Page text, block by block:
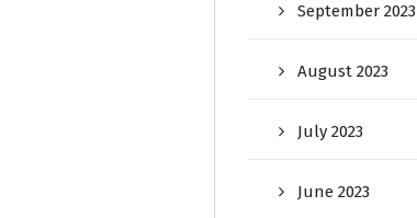
September 2023
August 2023
July 2023
June 2023